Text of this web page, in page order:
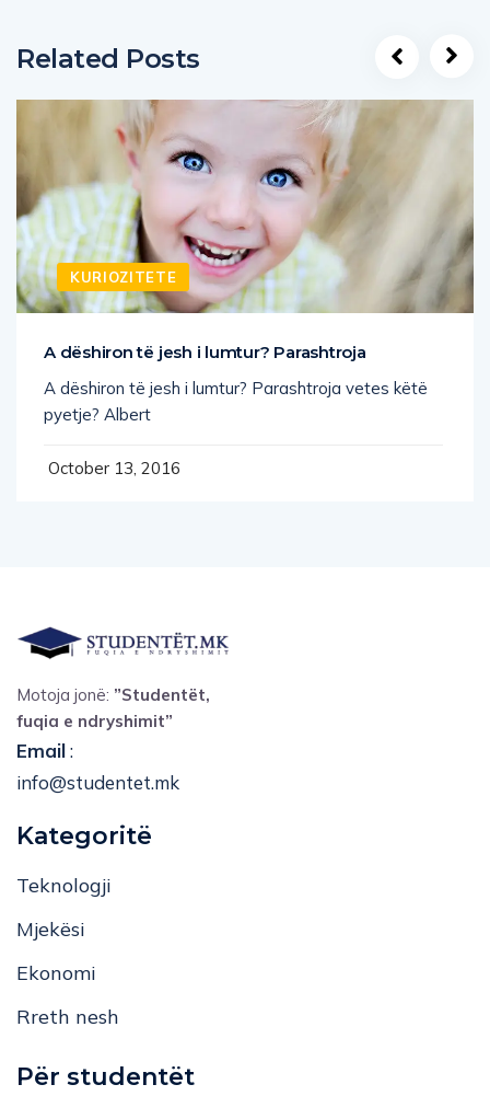
Related Posts
KURIOZITETE
A dëshiron të jesh i lumtur? Parashtroja
A dëshiron të jesh i lumtur? Parashtroja vetes këtë
pyetje? Albert
October 13, 2016
Motoja jonë: ”Studentët,
fuqia e ndryshimit”
Email:
info@studentet.mk
Kategoritë
Teknologji
Mjekësi
Ekonomi
Rreth nesh
Për studentët